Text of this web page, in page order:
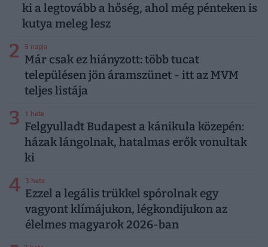
ki a legtovább a hőség, ahol még pénteken is
kutya meleg lesz
2 5 napja
Már csak ez hiányzott: több tucat
településen jön áramszünet - itt az MVM
teljes listája
3 1 hete
Felgyulladt Budapest a kánikula közepén:
házak lángolnak, hatalmas erők vonultak
ki
4 3 hete
Ezzel a legális trükkel spórolnak egy
vagyont klímájukon, légkondijukon az
élelmes magyarok 2026-ban